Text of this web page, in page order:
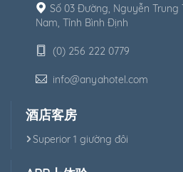
Số 03 Đường, Nguyễn Trung
Nam, Tỉnh Bình Định
(0) 256 222 0779
info@anyahotel.com
酒店客房
Superior 1 giường đôi